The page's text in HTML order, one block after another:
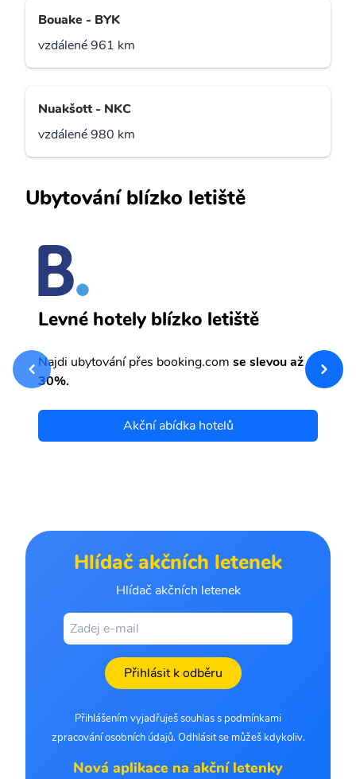
Bouake - BYK
vzdálené 961 km
Nuakšott - NKC
vzdálené 980 km
Ubytování blízko letiště
Levné hotely blízko letiště
Najdi ubytování přes booking.com se slevou až
30%.
Akční abídka hotelů
Hlídač akčních letenek
Hlídač akčních letenek
Přihlásit k odběru
Přihlášením vyjadřuješ souhlas s podmínkami
zpracování osobních údajů. Odhlásit se můžeš kdykoliv.
Nová aplikace na akční letenky